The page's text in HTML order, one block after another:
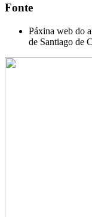
Fonte
Páxina web do
de Santiago de